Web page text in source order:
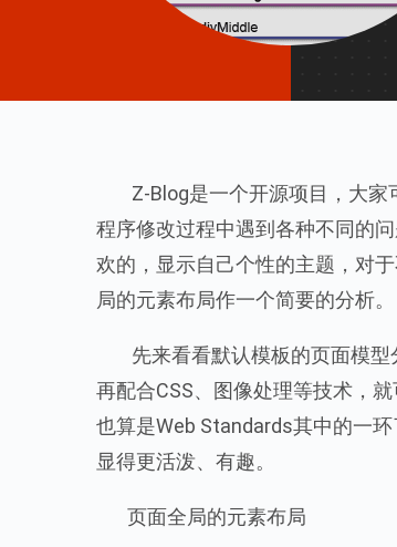
Z-Blog是一个开源项目，大家
程序修改过程中遇到各种不同的
欢的，显示自己个性的主题，对
局的元素布局作一个简要的分析。
先来看看默认模板的页面模型
再配合CSS、图像处理等技术，
也算是Web Standards其中的一
显得更活泼、有趣。
页面全局的元素布局